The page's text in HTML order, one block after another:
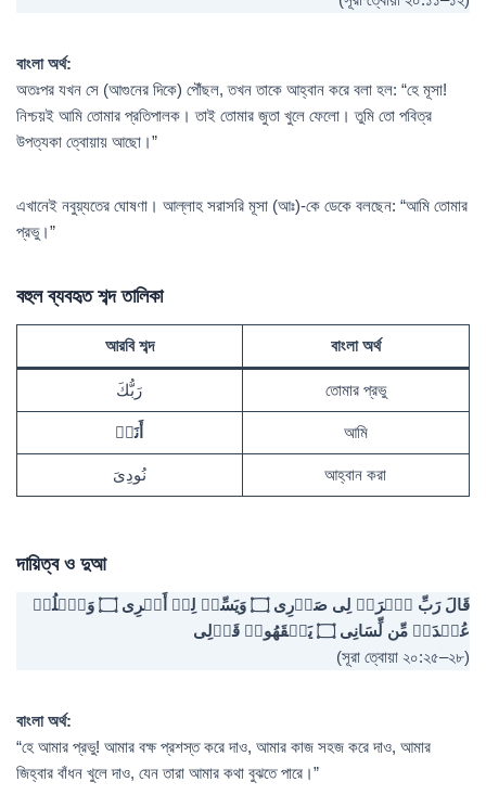
বাংলা অর্থ:
অতঃপর যখন সে (আগুনের দিকে) পৌঁছল, তখন তাকে আহ্বান করে বলা হল: “হে মূসা!
নিশ্চয়ই আমি তোমার প্রতিপালক। তাই তোমার জুতা খুলে ফেলো। তুমি তো পবিত্র
উপত্যকা ত্বোয়ায় আছো।”
এখানেই নবুয়্যতের ঘোষণা। আল্লাহ সরাসরি মূসা (আঃ)-কে ডেকে বলছেন: “আমি তোমার
প্রভু।”
বহুল ব্যবহৃত শব্দ তালিকা
আরবি শব্দ বাংলা অর্থ
رَبُّكَ তোমার প্রভু
أَنَا۠ আমি
نُودِىَ আহ্বান করা
দায়িত্ব ও দুআ
قَالَ رَبِّ ٱشۡرَحۡ لِی صَدۡرِی ۝ وَیَسِّرۡ لِیۤ أَمۡرِی ۝ وَٱحۡلُلۡ
عُقۡدَةࣰ مِّن لِّسَانِی ۝ یَفۡقَهُوا۟ قَوۡلِی
(সূরা ত্বোয়া ২০:২৫–২৮)
বাংলা অর্থ:
“হে আমার প্রভু! আমার বক্ষ প্রশস্ত করে দাও, আমার কাজ সহজ করে দাও, আমার
জিহ্বার বাঁধন খুলে দাও, যেন তারা আমার কথা বুঝতে পারে।”